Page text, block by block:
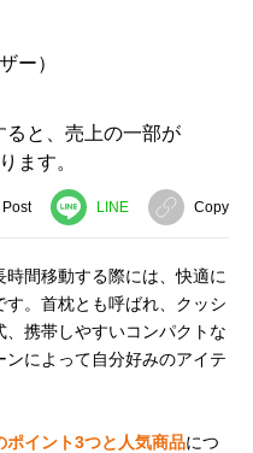
ー）
と、売上の一部が
ます。
Post LINE Copy
間移動する際には、快適に
す。首枕とも呼ばれ、クッシ
、携帯しやすいコンパクトな
によって自分好みのアイテ
ポイント3つと人気商品につ